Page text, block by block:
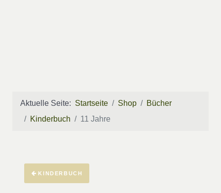
Aktuelle Seite: Startseite Shop
Bücher
Kinderbuch
11 Jahre
KINDERBUCH